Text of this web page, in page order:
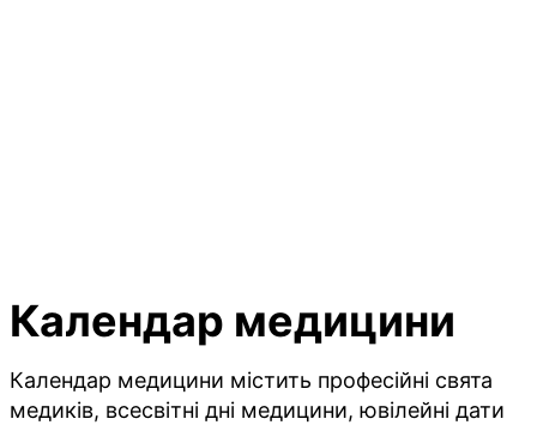
Календар медицини
Календар медицини містить професійні свята
медиків, всесвітні дні медицини, ювілейні дати